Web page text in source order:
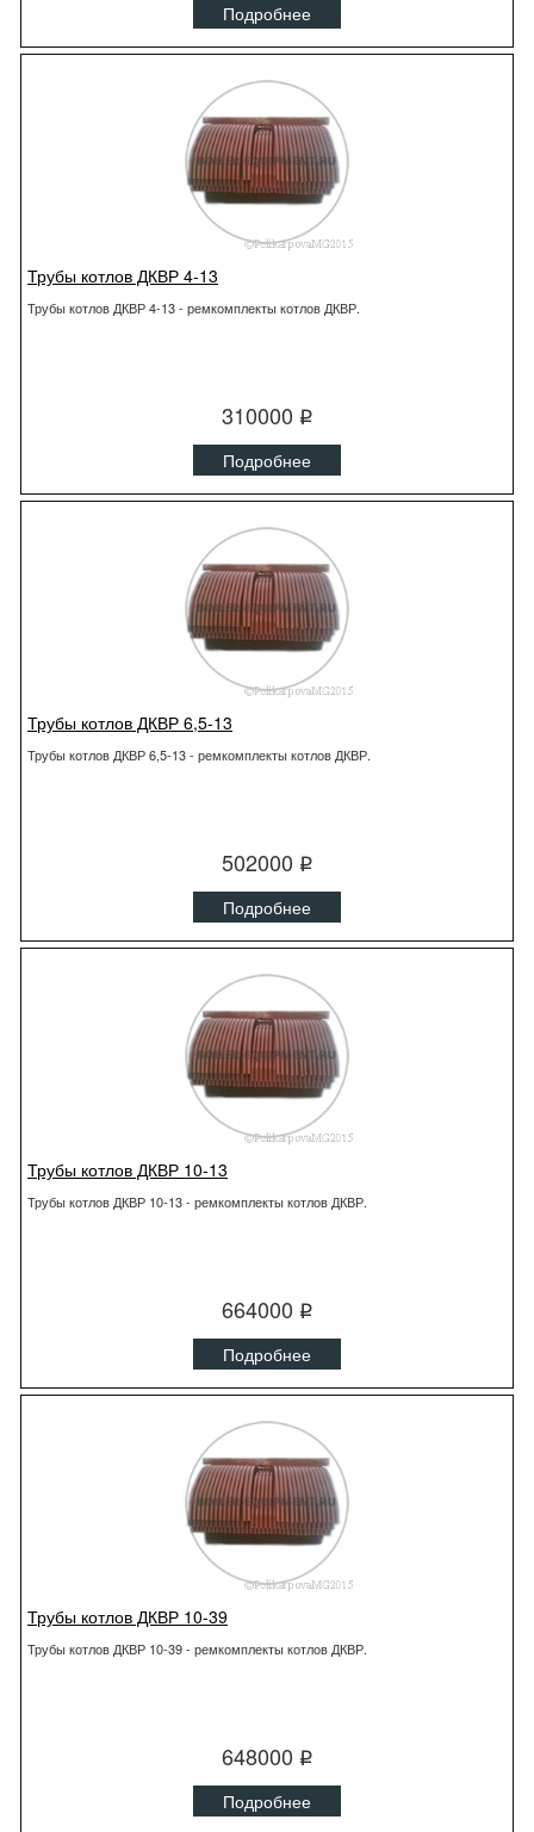
Подробнее
Трубы котлов ДКВР 4-13
Трубы котлов ДКВР 4-13 - ремкомплекты котлов ДКВР.
310000 q
Подробнее
Трубы котлов ДКВР 6,5-13
Трубы котлов ДКВР 6,5-13 - ремкомплекты котлов ДКВР.
502000 q
Подробнее
Трубы котлов ДКВР 10-13
Трубы котлов ДКВР 10-13 - ремкомплекты котлов ДКВР.
664000 q
Подробнее
Трубы котлов ДКВР 10-39
Трубы котлов ДКВР 10-39 - ремкомплекты котлов ДКВР.
648000 q
Подробнее